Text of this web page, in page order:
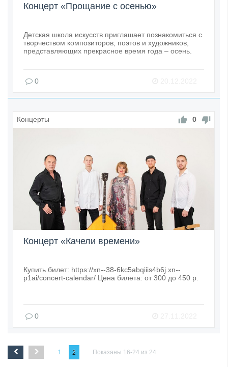
Концерт «Прощание с осенью»
Детская школа искусств приглашает познакомиться с
творчеством композиторов, поэтов и художников,
представляющих прекрасное время года – осень.
0
Концерты 0
Концерт «Качели времени»
Купить билет: https://xn--38-6kc5abqiiis4b6j.xn--
p1ai/concert-calendar/ Цена билета: от 300 до 450 р.
0
1 2 Показаны 16-24 из 24